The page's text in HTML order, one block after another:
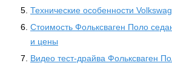
Технические особенности
Стоимость Фольксваген Поло
и цены
Видео тест-драйва Фольксваген